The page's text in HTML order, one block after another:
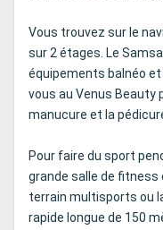
Vous trouvez sur le
sur 2 étages. Le
équipements balnéo et
vous au Venus Beauty
manucure et la
Pour faire du sport
grande salle de fitness
terrain multisports ou
rapide longue de 150